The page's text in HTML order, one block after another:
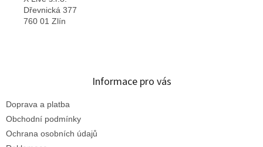
Dřevnická 377
760 01 Zlín
Informace pro vás
Doprava a platba
Obchodní podmínky
Ochrana osobních údajů